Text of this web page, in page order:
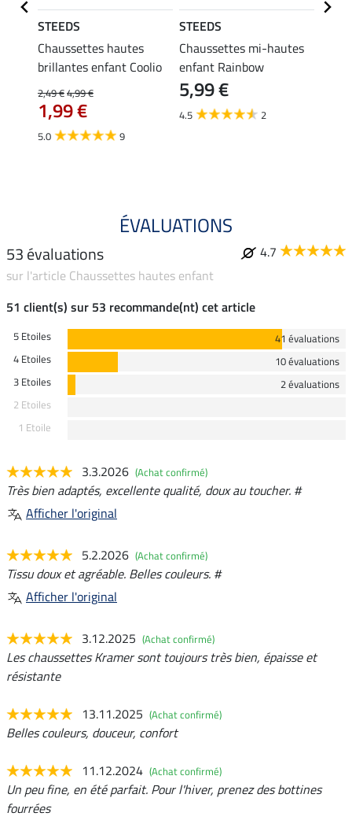
STEEDS
Chaussettes hautes
brillantes enfant Coolio
2,49 €4,99 €
1,99 €
5.0 9
STEEDS
Chaussettes mi-hautes
enfant Rainbow
5,99 €
4.5 2
ÉVALUATIONS
53 évaluations
4.7
sur l'article Chaussettes hautes enfant
51 client(s) sur 53 recommande(nt) cet article
5 Etoiles
41 évaluations
4 Etoiles
10 évaluations
3 Etoiles
2 évaluations
2 Etoiles
1 Etoile
3.3.2026 (Achat confirmé)
Très bien adaptés, excellente qualité, doux au toucher. #
Afficher l'original
5.2.2026 (Achat confirmé)
Tissu doux et agréable. Belles couleurs. #
Afficher l'original
3.12.2025 (Achat confirmé)
Les chaussettes Kramer sont toujours très bien, épaisse et
résistante
13.11.2025 (Achat confirmé)
Belles couleurs, douceur, confort
11.12.2024 (Achat confirmé)
Un peu fine, en été parfait. Pour l'hiver, prenez des bottines
fourrées